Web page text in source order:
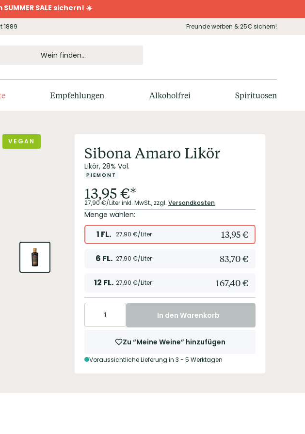
SALE sichern! ☀️
1889 Freunde werben & 25€ sichern!
Empfehlungen Alkoholfrei Spirituosen
VEGAN
Sibona Amaro Likör
Likör, 28% Vol.
PIEMONT
13,95€*
27,90€/Literinkl. MwSt., zzgl. Versandkosten
Menge wählen:
1 FL. 27,90 €/Liter 13,95€
6 FL. 27,90 €/Liter 83,70€
12 FL. 27,90 €/Liter 167,40€
In den Warenkorb
Zu “Meine Weine” hinzufügen
Voraussichtliche Lieferung in 3 - 5 Werktagen